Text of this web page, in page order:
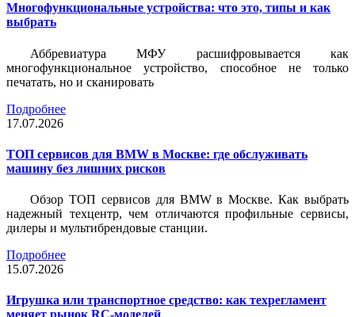
Многофункциональные устройства: что это, типы и как
выбрать
Аббревиатура МФУ расшифровывается как
многофункциональное устройство, способное не только
печатать, но и сканировать
Подробнее
17.07.2026
ТОП сервисов для BMW в Москве: где обслуживать
машину без лишних рисков
Обзор ТОП сервисов для BMW в Москве. Как выбрать
надежный техцентр, чем отличаются профильные сервисы,
дилеры и мультибрендовые станции.
Подробнее
15.07.2026
Игрушка или транспортное средство: как техрегламент